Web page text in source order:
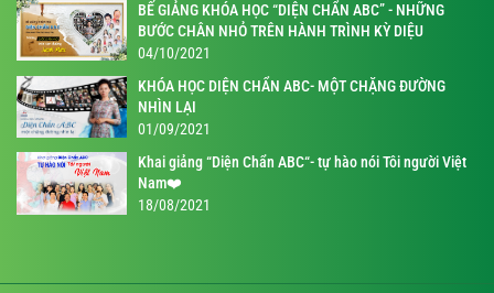
BẾ GIẢNG KHÓA HỌC “DIỆN CHẨN ABC” - NHỮNG
BƯỚC CHÂN NHỎ TRÊN HÀNH TRÌNH KỲ DIỆU
04/10/2021
KHÓA HỌC DIỆN CHẨN ABC- MỘT CHẶNG ĐƯỜNG
NHÌN LẠI
01/09/2021
Khai giảng “Diện Chẩn ABC“- tự hào nói Tôi người Việt
Nam❤️
18/08/2021